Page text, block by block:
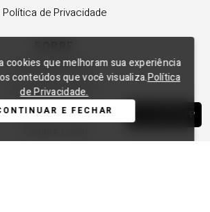
WHATSAPP
cookies que melhoram sua experiência
conteúdos que você visualiza.Política
de Privacidade.
E FECHAR
Política de Privacidade
A Lança Perfume
Revender a Marca
Trabalhe Conosco